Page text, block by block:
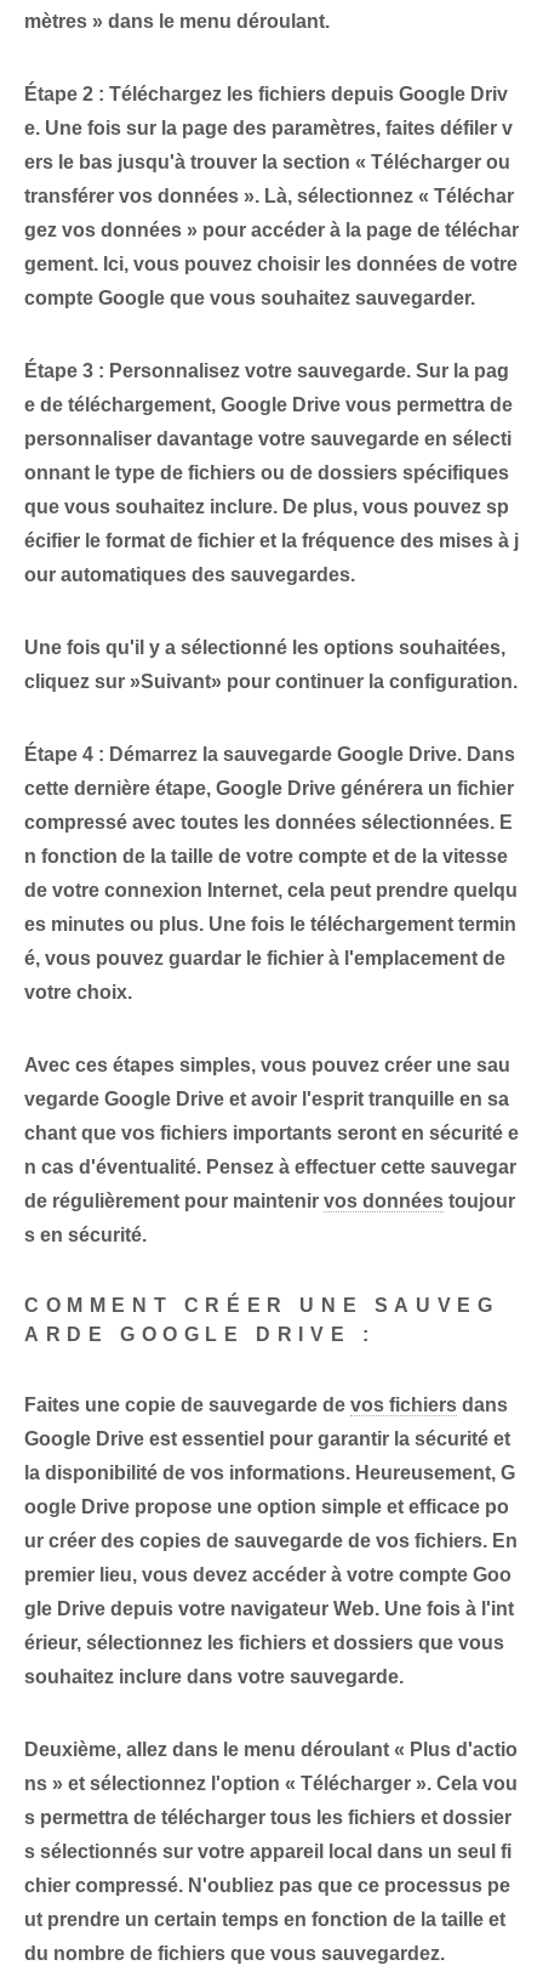
mètres » dans le menu déroulant.
Étape 2 : Téléchargez les fichiers depuis Google Driv
e. Une fois sur la page des paramètres, faites défiler v
ers le bas jusqu'à trouver la section « Télécharger ou
transférer vos données ». Là, sélectionnez « Téléchar
gez vos données » pour accéder à la page de téléchar
gement. Ici, vous pouvez choisir les données de votre
compte Google que vous souhaitez sauvegarder.
Étape 3 : Personnalisez⁢ votre ⁤sauvegarde‌. Sur la pag
e de téléchargement, Google Drive vous permettra de
personnaliser davantage votre sauvegarde en sélecti
onnant le type de fichiers ou de dossiers spécifiques
que vous souhaitez inclure. De plus, vous pouvez sp
écifier le format de fichier et la fréquence des mises à j
our automatiques des sauvegardes.
Une fois qu'il y a sélectionné les options souhaitées,⁣
cliquez sur ⁢»Suivant» pour continuer la configuration.
Étape 4 : Démarrez la sauvegarde Google Drive. Dans
cette dernière étape, Google Drive générera un fichier
compressé avec toutes les données sélectionnées. ⁢E
n fonction de la taille de votre compte et de la vitesse
de votre connexion Internet, cela peut prendre quelqu
es minutes ou plus. Une fois le téléchargement termin
é, vous pouvez guardar le fichier à l'emplacement de ⁢
votre​ choix.
Avec ces étapes simples, vous pouvez créer une sau
vegarde Google Drive et avoir l'esprit tranquille en sa
chant que vos fichiers importants seront en sécurité e
n cas d'éventualité. Pensez à effectuer cette sauvegar
de régulièrement pour maintenir vos données toujour
s en sécurité.
COMMENT CRÉER UNE SAUVEG
ARDE GOOGLE DRIVE :
Faites une copie de sauvegarde de vos fichiers ⁢dans
Google​ Drive est essentiel pour garantir la⁢ sécurité et
la disponibilité de vos informations. Heureusement, G
oogle Drive propose une option simple et efficace po
ur créer des copies de sauvegarde de vos fichiers. En
premier lieu, vous devez accéder à votre compte Goo
gle Drive depuis votre navigateur Web. Une fois à l'int
érieur, sélectionnez les fichiers et dossiers que vous
souhaitez inclure dans votre sauvegarde.
Deuxième, allez dans le menu déroulant « Plus d'actio
ns » et sélectionnez l'option « Télécharger ». Cela vou
s permettra de télécharger tous les fichiers et dossier
s sélectionnés sur votre appareil local dans un seul fi
chier compressé. ‌N'oubliez pas que ce processus pe
ut prendre un certain temps en fonction de la taille et⁢
du nombre de fichiers que vous sauvegardez.